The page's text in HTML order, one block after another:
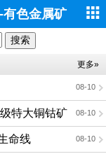
有色金属矿
更多»
08-10
08-10
特大铜钴矿
08-10
命线